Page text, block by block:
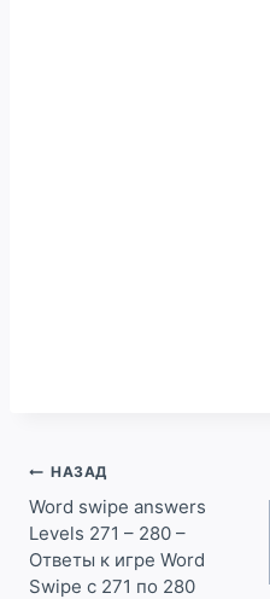
Навигация
по
записям
НАЗАД
Word swipe answers
Levels 271 – 280 –
Ответы к игре Word
Swipe с 271 по 280